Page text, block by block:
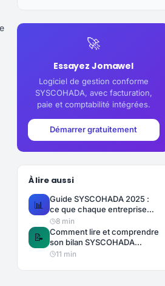
🚀
Essayez Jomawel
Logiciel de gestion conforme
SYSCOHADA, avec facturation,
paie et comptabilité intégrées.
Démarrer gratuitement
À lire aussi
📊
Guide SYSCOHADA 2025 :
ce que chaque entreprise
camerounaise doit savoir
8 min
📝
Comment lire et comprendre
son bilan SYSCOHADA
quand on n'est pas
11 min